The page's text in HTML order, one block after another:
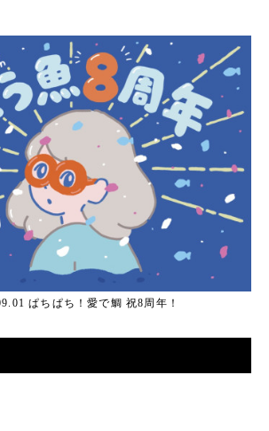
ぱちぱち！愛で鯛 祝8周年！